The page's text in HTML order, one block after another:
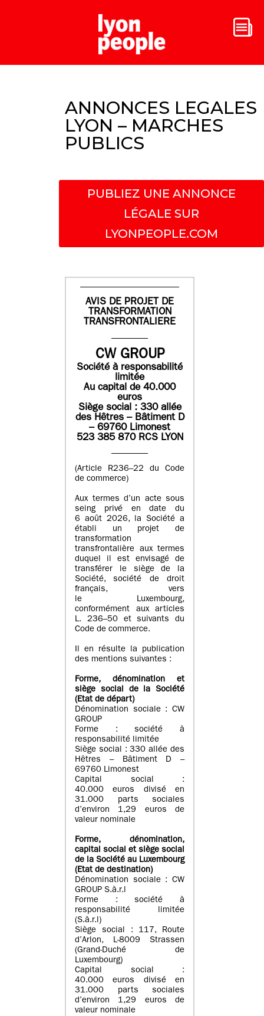
ANNONCES LEGALES
LYON – MARCHES
PUBLICS
PUBLIEZ UNE ANNONCE
LÉGALE SUR
LYONPEOPLE.COM
AVIS DE PROJET DE
TRANSFORMATION
TRANSFRONTALIERE
CW GROUP
Société à responsabilité
limitée
Au capital de 40.000
euros
Siège social : 330 allée
des Hêtres – Bâtiment D
– 69760 Limonest
523 385 870 RCS LYON
(Article R236–22 du Code
de commerce)
Aux termes d’un acte sous
seing privé en date du
6 août 2026, la Société a
établi un projet de
transformation
transfrontalière aux termes
duquel il est envisagé de
transférer le siège de la
Société, société de droit
français, vers
le Luxembourg,
conformément aux articles
L. 236–50 et suivants du
Code de commerce.
Il en résulte la publication
des mentions suivantes :
Forme, dénomination et
siège social de la Société
(Etatde départ)
Dénomination sociale : CW
GROUP
Forme : société à
responsabilité limitée
Siège social : 330 allée des
Hêtres – Bâtiment D –
69760 Limonest
Capital social :
40.000 euros divisé en
31.000 parts sociales
d’environ 1,29 euros de
valeur nominale
Forme, dénomination,
capital social et siège social
de la Société au Luxembourg
(Etat de destination)
Dénomination sociale : CW
GROUP S.à.r.l
Forme : société à
responsabilité limitée
(S.à.r.l)
Siège social : 117, Route
d’Arlon, L-8009 Strassen
(Grand-Duché de
Luxembourg)
Capital social :
40.000 euros divisé en
31.000 parts sociales
d’environ 1,29 euros de
valeur nominale